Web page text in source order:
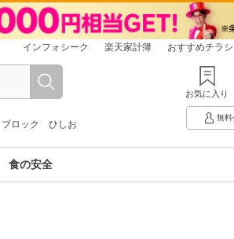
インフォシーク 楽天家計簿 おすすめチラシ
ロック ひしお
お気に入り
無料
食の安全